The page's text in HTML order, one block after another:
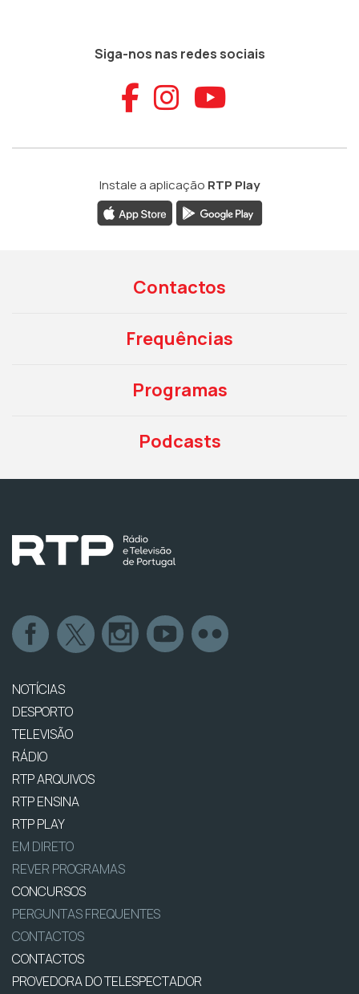
Siga-nos nas redes sociais
Aceder ao
Aceder ao
Aceder
Instale a aplicação RTP Play
Contactos
Frequências
Programas
Podcasts
NOTÍCIAS
DESPORTO
TELEVISÃO
RÁDIO
RTP ARQUIVOS
RTP ENSINA
RTP PLAY
EM DIRETO
REVER PROGRAMAS
CONCURSOS
PERGUNTAS FREQUENTES
CONTACTOS
CONTACTOS
PROVEDORA DO TELESPECTADOR